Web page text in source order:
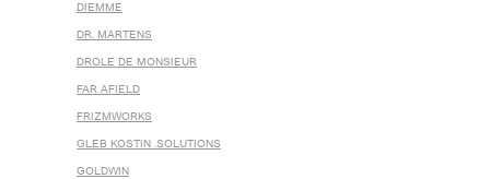
DIEMME
DR. MARTENS
DROLE DE MONSIEUR
FAR AFIELD
FRIZMWORKS
GLEB KOSTIN .SOLUTIONS
GOLDWIN